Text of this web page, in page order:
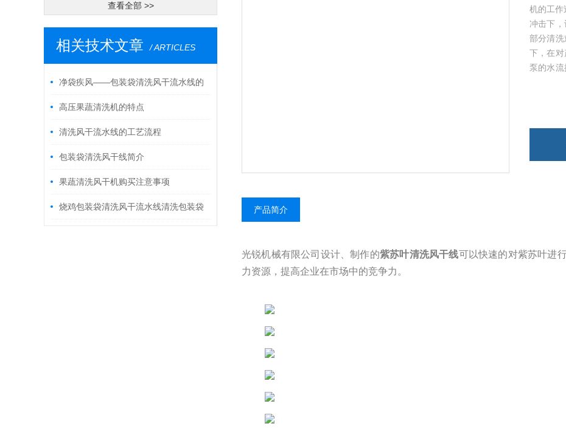
查看全部 >>
相关技术文章 / ARTICLES
净袋疾风——包装袋清洗风干流水线的
原理与选型
高压果蔬清洗机的特点
清洗风干流水线的工艺流程
包装袋清洗风干线简介
果蔬清洗风干机购买注意事项
烧鸡包装袋清洗风干流水线清洗包装袋
机的工
冲击下，
部分清
下，在
泵的水
产品简介
光锐机械有限公司设计、制作的紫苏叶清洗风干线可以快速的对紫苏叶进
力资源，提高企业在市场中的竞争力。